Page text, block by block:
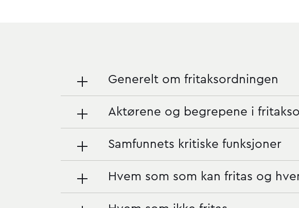
Generelt om fritaksordningen
Aktørene og begrepene i
Samfunnets kritiske funksjoner
Hvem som som kan fritas og